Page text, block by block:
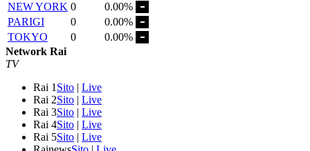
NEW YORK 0
0.00%
PARIGI
0
0.00%
TOKYO
0
0.00%
Network Rai
TV
Rai 1 Sito | Live
Rai 2Sito | Live
Rai 3Sito | Live
Rai 4Sito | Live
Rai 5Sito | Live